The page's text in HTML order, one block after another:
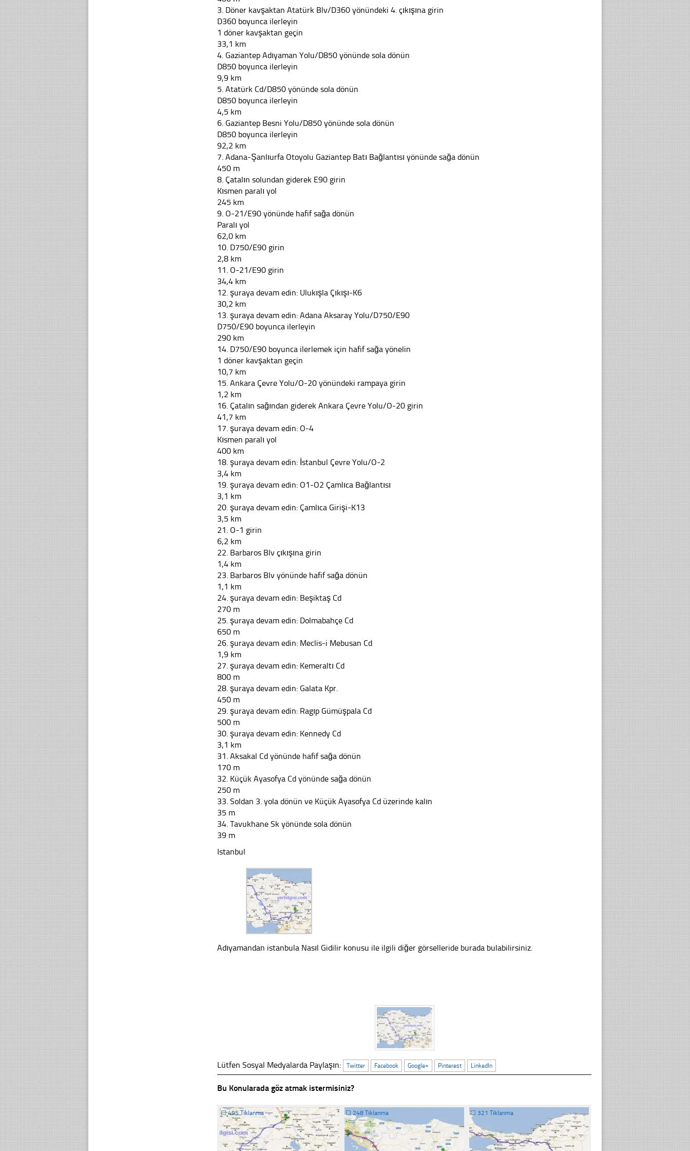
3. Döner kavşaktan Atatürk Blv/D360 yönündeki 4. çıkışına girin
D360 boyunca ilerleyin
1 döner kavşaktan geçin
33,1 km
4. Gaziantep Adıyaman Yolu/D850 yönünde sola dönün
D850 boyunca ilerleyin
9,9 km
5. Atatürk Cd/D850 yönünde sola dönün
D850 boyunca ilerleyin
4,5 km
6. Gaziantep Besni Yolu/D850 yönünde sola dönün
D850 boyunca ilerleyin
92,2 km
7. Adana-Şanlıurfa Otoyolu Gaziantep Batı Bağlantısı yönünde sağa dönün
450 m
8. Çatalın solundan giderek E90 girin
Kısmen paralı yol
245 km
9. O-21/E90 yönünde hafif sağa dönün
Paralı yol
62,0 km
10. D750/E90 girin
2,8 km
11. O-21/E90 girin
34,4 km
12. şuraya devam edin: Ulukışla Çıkışı-K6
30,2 km
13. şuraya devam edin: Adana Aksaray Yolu/D750/E90
D750/E90 boyunca ilerleyin
290 km
14. D750/E90 boyunca ilerlemek için hafif sağa yönelin
1 döner kavşaktan geçin
10,7 km
15. Ankara Çevre Yolu/O-20 yönündeki rampaya girin
1,2 km
16. Çatalın sağından giderek Ankara Çevre Yolu/O-20 girin
41,7 km
17. şuraya devam edin: O-4
Kısmen paralı yol
400 km
18. şuraya devam edin: İstanbul Çevre Yolu/O-2
3,4 km
19. şuraya devam edin: O1-O2 Çamlıca Bağlantısı
3,1 km
20. şuraya devam edin: Çamlıca Girişi-K13
3,5 km
21. O-1 girin
6,2 km
22. Barbaros Blv çıkışına girin
1,4 km
23. Barbaros Blv yönünde hafif sağa dönün
1,1 km
24. şuraya devam edin: Beşiktaş Cd
270 m
25. şuraya devam edin: Dolmabahçe Cd
650 m
26. şuraya devam edin: Meclis-i Mebusan Cd
1,9 km
27. şuraya devam edin: Kemeraltı Cd
800 m
28. şuraya devam edin: Galata Kpr.
450 m
29. şuraya devam edin: Ragıp Gümüşpala Cd
500 m
30. şuraya devam edin: Kennedy Cd
3,1 km
31. Aksakal Cd yönünde hafif sağa dönün
170 m
32. Küçük Ayasofya Cd yönünde sağa dönün
250 m
33. Soldan 3. yola dönün ve Küçük Ayasofya Cd üzerinde kalın
35 m
34. Tavukhane Sk yönünde sola dönün
39 m
Istanbul
Adıyamandan istanbula Nasıl Gidilir konusu ile ilgili diğer görselleride burada bulabilirsiniz.
Lütfen Sosyal Medyalarda Paylaşın: Twitter Facebook Google+ Pinterest LinkedIn
Bu Konularada göz atmak istermisiniz?
☐495 Tıklanma ☐ 248 Tıklanma ☐ 321 Tıklanma